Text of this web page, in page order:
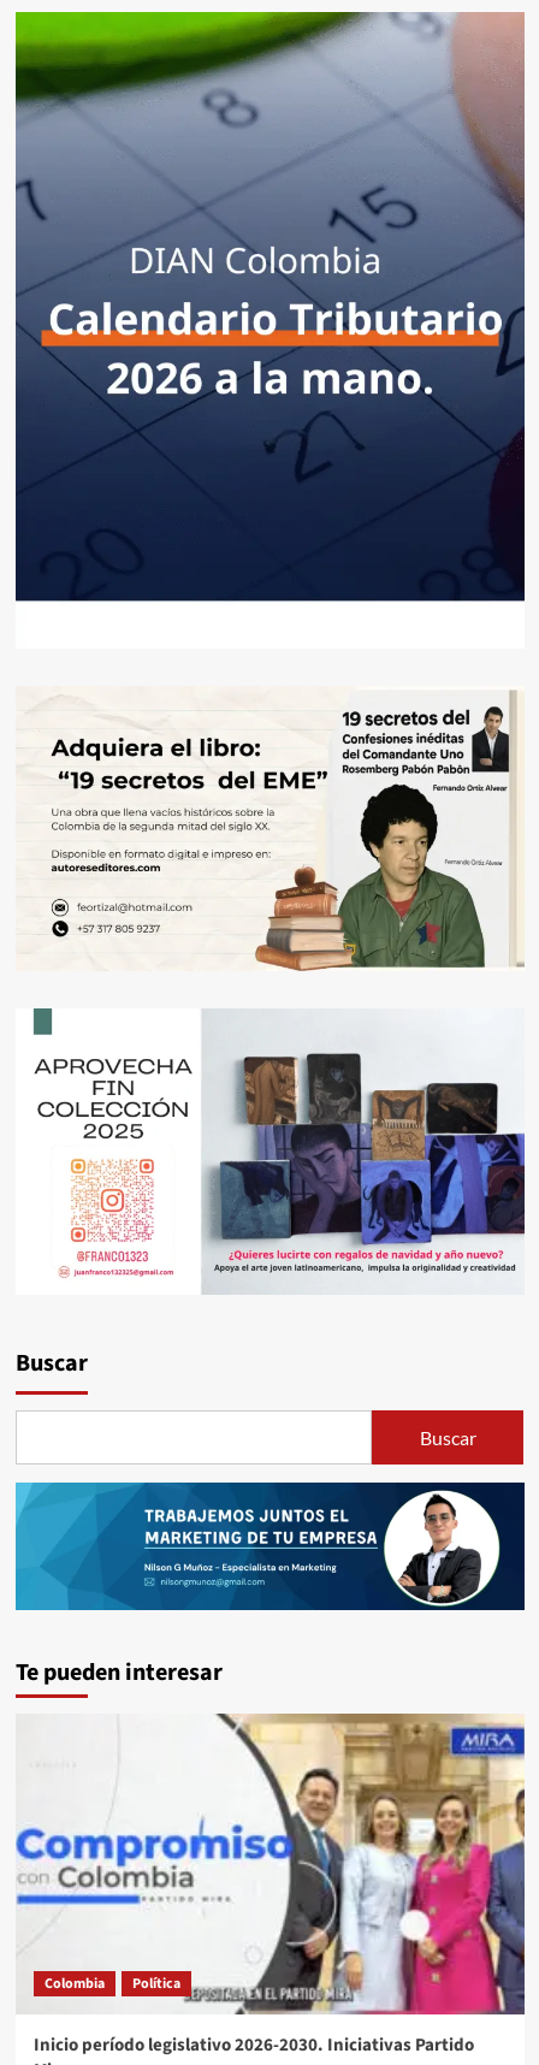
Buscar
Buscar
Te pueden interesar
Colombia Política
Inicio período legislativo 2026-2030. Iniciativas Partido